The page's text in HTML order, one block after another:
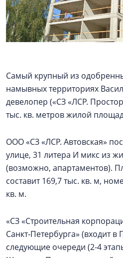
Самый крупный из
намывных территориях
девелопер («СЗ «ЛСР.
тыс. кв. метров жилой
ООО «СЗ «ЛСР. Автовская»
улице, 31 литера И микс из
(возможно, апартаментов).
составит 169,7 тыс. кв. м,
кв. м.
«СЗ «Строительная
Санкт‑Петербурга» (входит в
следующие очереди (2-4